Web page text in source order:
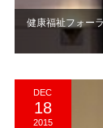
健康福祉フォー
DEC
18
2015